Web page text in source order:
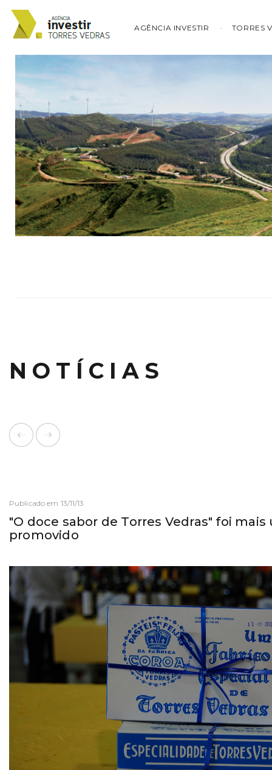
AGÊNCIA INVESTIR TORRES
NOTÍCIAS
Publicado em 13/11/13
"O doce sabor de Torres Vedras" foi mais
promovido